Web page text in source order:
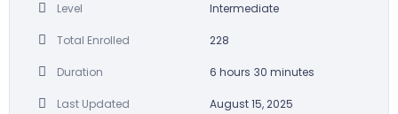
Level Intermediate
Total Enrolled 228
Duration 6 hours 30 minutes
Last Updated August 15, 2025